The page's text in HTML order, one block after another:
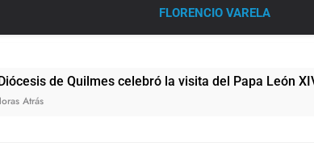
FLORENCIO VARELA
celebró la visita del Papa León XIV a la Argentina